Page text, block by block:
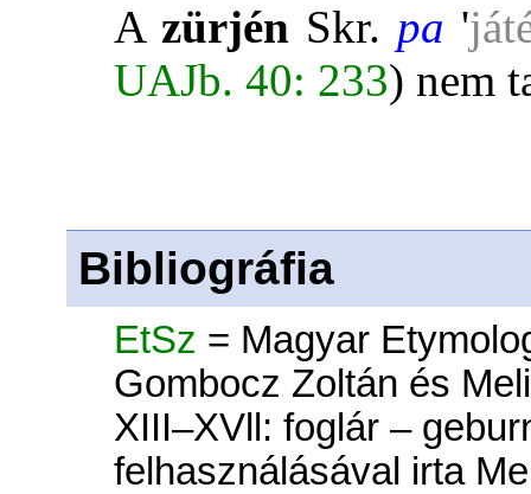
A zürjén Skr. pa '
UAJb. 40: 233) nem
Bibliográfia
EtSz = Magyar
Gombocz Zoltán és
XIII–XVll: foglár –
felhasználásával irta